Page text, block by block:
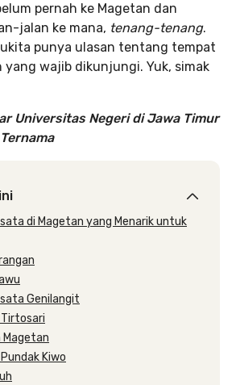
pernah ke Magetan dan
jalan ke mana, tenang-tenang.
punya ulasan tentang tempat
yang wajib dikunjungi. Yuk, simak
Universitas Negeri di Jawa Timur
di Magetan yang Menarik untuk
Genilangit
Tirtosari
Magetan
Kiwo